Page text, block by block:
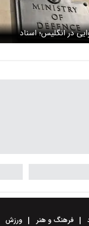
در انگلیس؛ اسناد
در خیابان پیدا شد
فرهنگ و هنر ورزش